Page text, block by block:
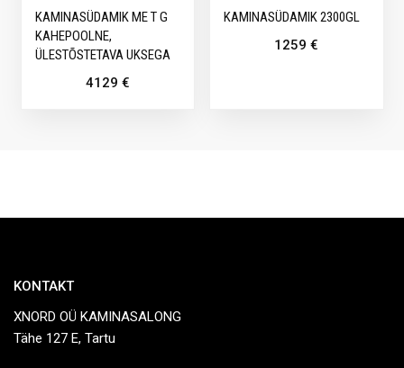
KAMINASÜDAMIK ME T G
KAHEPOOLNE,
ÜLESTÕSTETAVA UKSEGA
4129 €
KAMINASÜDAMIK 2300GL
1259€
KONTAKT
XNORD OÜ KAMINASALONG
Tähe 127 E, Tartu